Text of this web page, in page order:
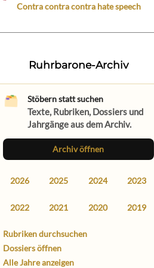
Contra contra contra hate speech
Ruhrbarone-Archiv
Stöbern statt suchen
Texte, Rubriken, Dossiers und
Jahrgänge aus dem Archiv.
Archiv öffnen
2026 2025 2024 2023
2022 2021 2020 2019
Rubriken durchsuchen
Dossiers öffnen
Alle Jahre anzeigen